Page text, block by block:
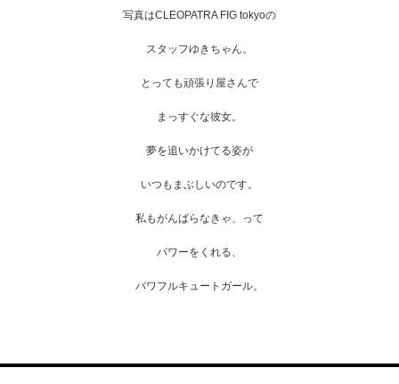
写真はCLEOPATRA FIG tokyoの
スタッフゆきちゃん。
とっても頑張り屋さんで
まっすぐな彼女。
夢を追いかけてる姿が
いつもまぶしいのです。
私もがんばらなきゃ、って
パワーをくれる、
パワフルキュートガール。